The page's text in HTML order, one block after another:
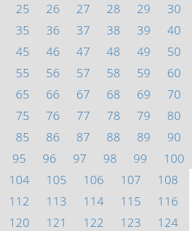
25 26 27 28 29
30
35 36 37 38 39
40
45 46 47 48 49
50
55 56 57 58 59
60
65 66 67 68 69
70
75 76 77 78 79
80
85 86 87 88 89
90
95 96 97 98 99
100
104 105 106 107
108
112 113 114 115
116
120 121 122 123
124